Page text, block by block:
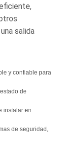
salida
y confiable para
de
instalar en
de seguridad,